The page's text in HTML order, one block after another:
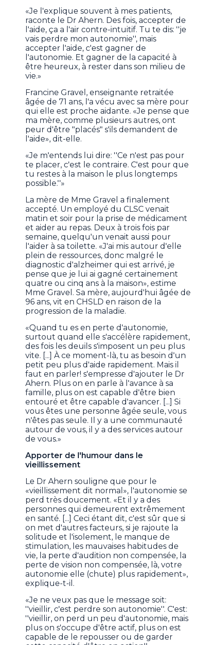
«Je l'explique souvent à mes patients,
raconte le Dr Ahern. Des fois, accepter de
l'aide, ça a l'air contre-intuitif. Tu te dis: ''je
vais perdre mon autonomie'', mais
accepter l'aide, c'est gagner de
l'autonomie. Et gagner de la capacité à
être heureux, à rester dans son milieu de
vie.»
Francine Gravel, enseignante retraitée
âgée de 71 ans, l'a vécu avec sa mère pour
qui elle est proche aidante. «Je pense que
ma mère, comme plusieurs autres, ont
peur d'être "placés" s'ils demandent de
l'aide», dit-elle.
«Je m'entends lui dire: ''Ce n'est pas pour
te placer, c'est le contraire. C'est pour que
tu restes à la maison le plus longtemps
possible.''»
La mère de Mme Gravel a finalement
accepté. Un employé du CLSC venait
matin et soir pour la prise de médicament
et aider au repas. Deux à trois fois par
semaine, quelqu'un venait aussi pour
l'aider à sa toilette. «J'ai mis autour d'elle
plein de ressources, donc malgré le
diagnostic d'alzheimer qui est arrivé, je
pense que je lui ai gagné certainement
quatre ou cinq ans à la maison», estime
Mme Gravel. Sa mère, aujourd'hui âgée de
96 ans, vit en CHSLD en raison de la
progression de la maladie.
«Quand tu es en perte d'autonomie,
surtout quand elle s'accélère rapidement,
des fois les deuils s'imposent un peu plus
vite. [...] À ce moment-là, tu as besoin d'un
petit peu plus d'aide rapidement. Mais il
faut en parler! s'empresse d'ajouter le Dr
Ahern. Plus on en parle à l'avance à sa
famille, plus on est capable d'être bien
entouré et être capable d'avancer. [...] Si
vous êtes une personne âgée seule, vous
n'êtes pas seule. Il y a une communauté
autour de vous, il y a des services autour
de vous.»
Apporter de l'humour dans le
vieillissement
Le Dr Ahern souligne que pour le
«vieillissement dit normal», l'autonomie se
perd très doucement. «Et il y a des
personnes qui demeurent extrêmement
en santé. [...] Ceci étant dit, c'est sûr que si
on met d'autres facteurs, si je rajoute la
solitude et l'isolement, le manque de
stimulation, les mauvaises habitudes de
vie, la perte d'audition non compensée, la
perte de vision non compensée, là, votre
autonomie elle (chute) plus rapidement»,
explique-t-il.
«Je ne veux pas que le message soit:
''vieillir, c'est perdre son autonomie''. C'est:
''vieillir, on perd un peu d'autonomie, mais
plus on s'occupe d'être actif, plus on est
capable de le repousser ou de garder